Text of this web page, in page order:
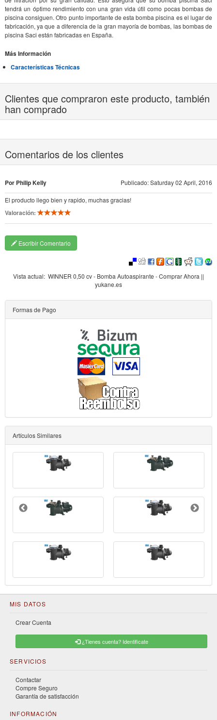
tendrá un óptimo rendimiento con una gran vida útil como pocas bombas de
piscina consiguen. Otro punto importante de esta bomba piscina es el lugar de
fabricación, ya que a diferencia de la gran mayoría de bombas, las bombas de
piscina Saci están fabricadas en España.
Más Información
Características Técnicas
Clientes que compraron este producto, también
han comprado
Comentarios de los clientes
Por Philip Kelly Publicado: Saturday 02 April, 2016
El producto llego bien y rapido, muchas gracias!
Valoración:
Escribir Comentario
Vista actual: WINNER 0,50 cv - Bomba Autoaspirante - Comprar Ahora ||
yukane.es
Formas de Pago
Artículos Similares
MIS DATOS
Crear Cuenta
¿Tienes cuenta? Identificate
SERVICIOS
Contactar
Compre Seguro
Garantía de satisfacción
INFORMACIÓN